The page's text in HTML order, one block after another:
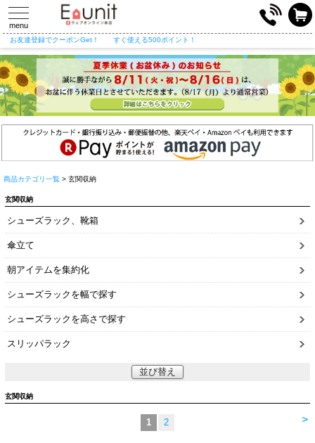
toggle
navigation
menu
お友達登録でクーポンGet！ すぐ使える500ポイント！
商品カテゴリ一覧 > 玄関収納
玄関収納
シューズラック、靴箱
傘立て
朝アイテムを集約化
シューズラックを幅で探す
シューズラックを高さで探す
スリッパラック
並び替え
玄関収納
>
1 2